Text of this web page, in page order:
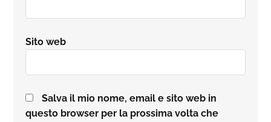
Sito web
Salva il mio nome, email e sito web in
questo browser per la prossima volta che